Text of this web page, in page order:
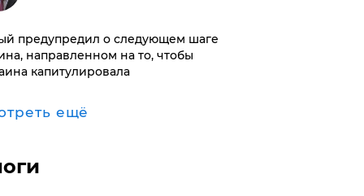
предупредил о следующем шаге
направленном на то, чтобы
капитулировала
ещё